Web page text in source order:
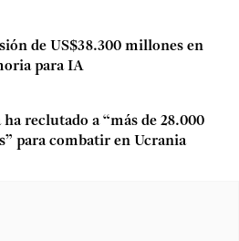
de US$38.300 millones en
para IA
reclutado a “más de 28.000
para combatir en Ucrania